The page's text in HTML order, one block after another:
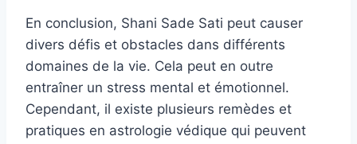
En conclusion, Shani Sade Sati peut causer
divers défis et obstacles dans différents
domaines de la vie. Cela peut en outre
entraîner un stress mental et émotionnel.
Cependant, il existe plusieurs remèdes et
pratiques en astrologie védique qui peuvent